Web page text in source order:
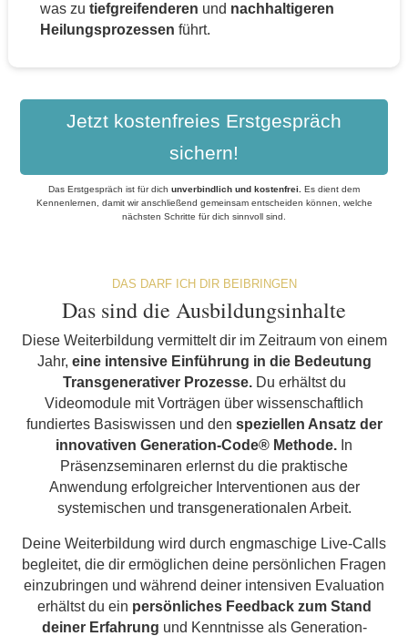
was zu tiefgreifenderen und nachhaltigeren
Heilungsprozessen führt.
Jetzt kostenfreies Erstgespräch
sichern!
Das Erstgespräch ist für dich unverbindlich und kostenfrei
Es dient dem
Kennenlernen, damit wir anschließend gemeinsam entscheiden können, welche
nächsten Schritte für dich sinnvoll sind.
DAS DARF ICH DIR BEIBRINGEN
Das sind die Ausbildungsinhalte
Diese Weiterbildung vermittelt dir im Zeitraum von einem
Jahr, eine intensive Einführung in die Bedeutung
Transgenerativer Prozesse.Du erhältst du
Videomodule mit Vorträgen über wissenschaftlich
fundiertes Basiswissen und den speziellen Ansatz der
innovativen Generation-Code® Methode. In
Präsenzseminaren erlernst du die praktische
Anwendung erfolgreicher Interventionen aus der
systemischen und transgenerationalen Arbeit.
Deine Weiterbildung wird durch engmaschige Live-Calls
begleitet, die dir ermöglichen deine persönlichen Fragen
einzubringen und während deiner intensiven Evaluation
erhältst du ein persönliches Feedback zum Stand
deiner Erfahrung und Kenntnisse als Generation-